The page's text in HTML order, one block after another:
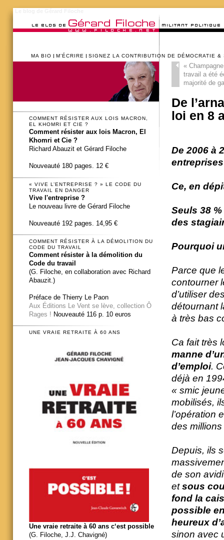
MA BIO M’ÉCRIRE SIGNEZ LA CONTRIBUTION DE DÉMOCRATIE &
«
travail a été
majorité de
De
loi en 8
De 2006 à
Ce, en
Seuls 38
des
Pourquoi
Parce que
contourner
d’utiliser
détournant
à très bas
Ca fait très
manne
d’emploi.
déjà en
« smic
mobilisés,
l’opération
des
Depuis, ils
de son
etsous
fond la
possible
heureux
sinon avec
COMMENT RÉSISTER AUX LOIS MACRON,
EL KHOMRI ET CIE ?
Comment résister aux lois Macron, El
Khomri et Cie ?
Richard Abauzit et Gérard Filoche
Nouveauté 180 pages. 12 €
« VIVE L’ENTREPRISE ? » LE CODE DU
TRAVAIL EN DANGER
Vive l'entreprise ?
Le nouveau livre de Gérard Filoche
Nouveauté 192 pages. 14,95 €
COMMENT RÉSISTER À LA DÉMOLITION DU
CODE DU TRAVAIL
Comment résister à la démolition du
Code du travail
(G. Filoche, en collaboration avec Richard
Abauzit.)
Préface de Thierry Le Paon
Aux Éditions Le Vent se lève, collection Ô
Rages ! Nouveauté 116 p. 10 euros
UNE VRAIE RETRAITE À 60 ANS
Une vraie retraite à 60 ans c‘est possible
(G. Filoche, J.J. Chavigné)